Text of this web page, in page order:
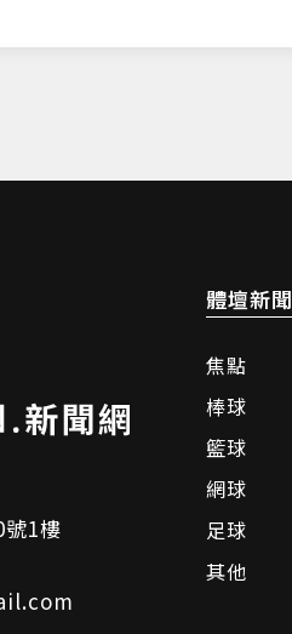
1樓
體壇新聞
焦點
棒球
籃球
網球
足球
其他